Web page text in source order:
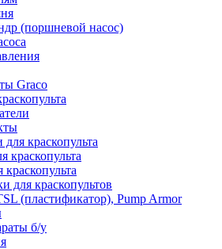
(поршневой насос)
Graco
краскопульта
краскопульта
для краскопультов
(пластификатор), Pump Armor
б/у